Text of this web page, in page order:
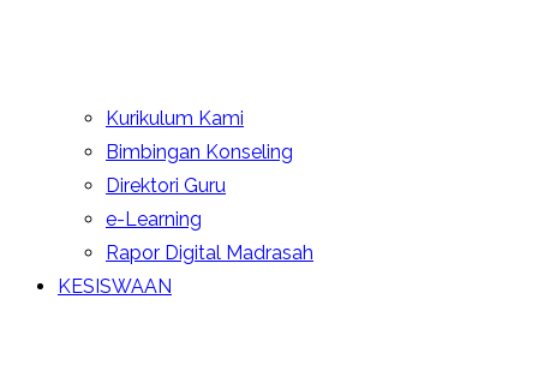
Kurikulum Kami
Bimbingan Konseling
Direktori Guru
e-Learning
Rapor Digital Madrasah
KESISWAAN